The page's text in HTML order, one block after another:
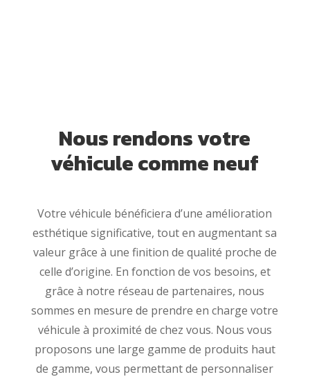
Nous rendons votre
véhicule comme neuf
Votre véhicule bénéficiera d’une amélioration
esthétique significative, tout en augmentant sa
valeur grâce à une finition de qualité proche de
celle d’origine. En fonction de vos besoins, et
grâce à notre réseau de partenaires, nous
sommes en mesure de prendre en charge votre
véhicule à proximité de chez vous. Nous vous
proposons une large gamme de produits haut
de gamme, vous permettant de personnaliser